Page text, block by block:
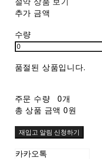
추가 금액
수량
품절된 상품입니다.
주문 수량
0개
총 상품 금액 0원
재입고 알림 신청하기
카카오톡